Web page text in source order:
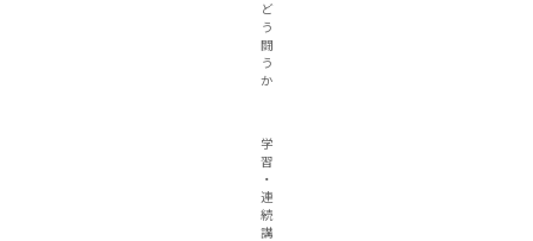
ど
う
闘
う
か
学
習
・
連
続
講